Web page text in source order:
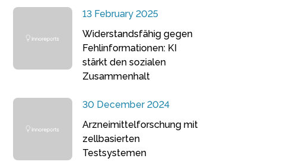
13 February 2025
Widerstandsfähig gegen
Fehlinformationen: KI
stärkt den sozialen
Zusammenhalt
30 December 2024
Arzneimittelforschung mit
zellbasierten
Testsystemen